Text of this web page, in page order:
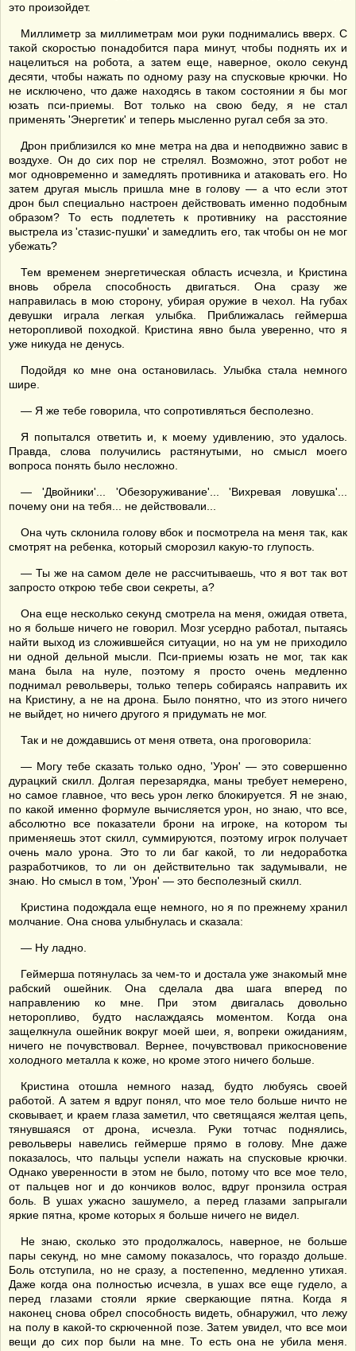
это произойдет.
Миллиметр за миллиметрам мои руки поднимались вверх. С
такой скоростью понадобится пара минут, чтобы поднять их и
нацелиться на робота, а затем еще, наверное, около секунд
десяти, чтобы нажать по одному разу на спусковые крючки. Но
не исключено, что даже находясь в таком состоянии я бы мог
юзать пси-приемы. Вот только на свою беду, я не стал
применять 'Энергетик' и теперь мысленно ругал себя за это.
Дрон приблизился ко мне метра на два и неподвижно завис в
воздухе. Он до сих пор не стрелял. Возможно, этот робот не
мог одновременно и замедлять противника и атаковать его. Но
затем другая мысль пришла мне в голову — а что если этот
дрон был специально настроен действовать именно подобным
образом? То есть подлететь к противнику на расстояние
выстрела из 'стазис-пушки' и замедлить его, так чтобы он не мог
убежать?
Тем временем энергетическая область исчезла, и Кристина
вновь обрела способность двигаться. Она сразу же
направилась в мою сторону, убирая оружие в чехол. На губах
девушки играла легкая улыбка. Приближалась геймерша
неторопливой походкой. Кристина явно была уверенно, что я
уже никуда не денусь.
Подойдя ко мне она остановилась. Улыбка стала немного
шире.
— Я же тебе говорила, что сопротивляться бесполезно.
Я попытался ответить и, к моему удивлению, это удалось.
Правда, слова получились растянутыми, но смысл моего
вопроса понять было несложно.
— 'Двойники'... 'Обезоруживание'... 'Вихревая ловушка'...
почему они на тебя... не действовали...
Она чуть склонила голову вбок и посмотрела на меня так, как
смотрят на ребенка, который сморозил какую-то глупость.
— Ты же на самом деле не рассчитываешь, что я вот так вот
запросто открою тебе свои секреты, а?
Она еще несколько секунд смотрела на меня, ожидая ответа,
но я больше ничего не говорил. Мозг усердно работал, пытаясь
найти выход из сложившейся ситуации, но на ум не приходило
ни одной дельной мысли. Пси-приемы юзать не мог, так как
мана была на нуле, поэтому я просто очень медленно
поднимал револьверы, только теперь собираясь направить их
на Кристину, а не на дрона. Было понятно, что из этого ничего
не выйдет, но ничего другого я придумать не мог.
Так и не дождавшись от меня ответа, она проговорила:
— Могу тебе сказать только одно, 'Урон' — это совершенно
дурацкий скилл. Долгая перезарядка, маны требует немерено,
но самое главное, что весь урон легко блокируется. Я не знаю,
по какой именно формуле вычисляется урон, но знаю, что все,
абсолютно все показатели брони на игроке, на котором ты
применяешь этот скилл, суммируются, поэтому игрок получает
очень мало урона. Это то ли баг какой, то ли недоработка
разработчиков, то ли он действительно так задумывали, не
знаю. Но смысл в том, 'Урон' — это бесполезный скилл.
Кристина подождала еще немного, но я по прежнему хранил
молчание. Она снова улыбнулась и сказала:
— Ну ладно.
Геймерша потянулась за чем-то и достала уже знакомый мне
рабский ошейник. Она сделала два шага вперед по
направлению ко мне. При этом двигалась довольно
неторопливо, будто наслаждаясь моментом. Когда она
защелкнула ошейник вокруг моей шеи, я, вопреки ожиданиям,
ничего не почувствовал. Вернее, почувствовал прикосновение
холодного металла к коже, но кроме этого ничего больше.
Кристина отошла немного назад, будто любуясь своей
работой. А затем я вдруг понял, что мое тело больше ничто не
сковывает, и краем глаза заметил, что светящаяся желтая цепь,
тянувшаяся от дрона, исчезла. Руки тотчас поднялись,
револьверы навелись геймерше прямо в голову. Мне даже
показалось, что пальцы успели нажать на спусковые крючки.
Однако уверенности в этом не было, потому что все мое тело,
от пальцев ног и до кончиков волос, вдруг пронзила острая
боль. В ушах ужасно зашумело, а перед глазами запрыгали
яркие пятна, кроме которых я больше ничего не видел.
Не знаю, сколько это продолжалось, наверное, не больше
пары секунд, но мне самому показалось, что гораздо дольше.
Боль отступила, но не сразу, а постепенно, медленно утихая.
Даже когда она полностью исчезла, в ушах все еще гудело, а
перед глазами стояли яркие сверкающие пятна. Когда я
наконец снова обрел способность видеть, обнаружил, что лежу
на полу в какой-то скрюченной позе. Затем увидел, что все мои
вещи до сих пор были на мне. То есть она не убила меня.